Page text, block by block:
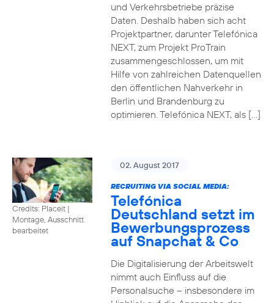
und Verkehrsbetriebe präzise
Daten. Deshalb haben sich acht
Projektpartner, darunter Telefónica
NEXT, zum Projekt ProTrain
zusammengeschlossen, um mit
Hilfe von zahlreichen Datenquellen
den öffentlichen Nahverkehr in
Berlin und Brandenburg zu
optimieren. Telefónica NEXT, als […]
Credits: Placeit |
Montage, Ausschnitt
bearbeitet
02. August 2017
RECRUITING VIA SOCIAL MEDIA:
Telefónica
Deutschland setzt im
Bewerbungsprozess
auf Snapchat & Co
Die Digitalisierung der Arbeitswelt
nimmt auch Einfluss auf die
Personalsuche – insbesondere im